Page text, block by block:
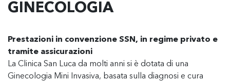
GINECOLOGIA
Prestazioni in convenzione SSN, in regime privato e
tramite assicurazioni
La Clinica San Luca da molti anni si è dotata di una
Ginecologia Mini Invasiva, basata sulla diagnosi e cura